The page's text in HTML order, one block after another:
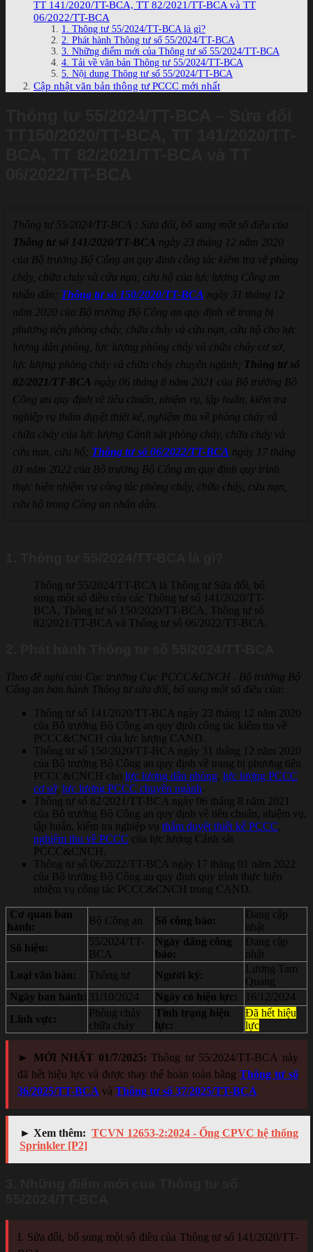
TT 141/2020/TT-BCA, TT 82/2021/TT-BCA và TT
06/2022/TT-BCA
1. Thông tư 55/2024/TT-BCA là gì?
2. Phát hành Thông tư số 55/2024/TT-BCA
3. Những điểm mới của Thông tư số 55/2024/TT-BCA
4. Tải về văn bản Thông tư 55/2024/TT-BCA
5. Nội dung Thông tư số 55/2024/TT-BCA
Cập nhật văn bản thông tư PCCC mới nhất
Thông tư 55/2024/TT-BCA : Sửa đổi, bổ sung một số điều của
Thông tư số 141/2020/TT-BCA ngày 23 tháng 12 năm 2020
của Bộ trưởng Bộ Công an quy định công tác kiểm tra về phòng
cháy, chữa cháy và cứu nạn, cứu hộ của lực lượng Công an
nhân dân; Thông tư số 150/2020/TT-BCA ngày 31 tháng 12
năm 2020 của Bộ trưởng Bộ Công an quy định về trang bị
phương tiện phòng cháy, chữa cháy và cứu nạn, cứu hộ cho lực
lượng dân phòng, lực lượng phòng cháy và chữa cháy cơ sở,
lực lượng phòng cháy và chữa cháy chuyên ngành; Thông tư số
82/2021/TT-BCA ngày 06 tháng 8 năm 2021 của Bộ trưởng Bộ
Công an quy định về tiêu chuẩn, nhiệm vụ, tập huấn, kiểm tra
nghiệp vụ thẩm duyệt thiết kế, nghiệm thu về phòng cháy và
chữa cháy của lực lượng Cảnh sát phòng cháy, chữa cháy và
cứu nạn, cứu hộ; Thông tư số 06/2022/TT-BCA ngày 17 tháng
01 năm 2022 của Bộ trưởng Bộ Công an quy định quy trình
thực hiện nhiệm vụ công tác phòng cháy, chữa cháy, cứu nạn,
cứu hộ trong Công an nhân dân.
Thông tư 55/2024/TT-BCA là Thông tư Sửa đổi, bổ
sung một số điều của các Thông tư số 141/2020/TT-
BCA, Thông tư số 150/2020/TT-BCA, Thông tư số
82/2021/TT-BCA và Thông tư số 06/2022/TT-BCA.
Theo đề nghị của Cục trưởng Cục PCCC&CNCH . Bộ trưởng Bộ
Công an ban hành Thông tư sửa đổi, bổ sung một số điều của:
Thông tư số 141/2020/TT-BCA ngày 23 tháng 12 năm 2020
của Bộ trưởng Bộ Công an quy định công tác kiểm tra về
PCCC&CNCH của lực lượng CAND.
Thông tư số 150/2020/TT-BCA ngày 31 tháng 12 năm 2020
của Bộ trưởng Bộ Công an quy định về trang bị phương tiện
PCCC&CNCH cho lực lượng dân phòng, lực lượng PCCC
cơ sở, lực lượng PCCC chuyên ngành
Thông tư số 82/2021/TT-BCA ngày 06 tháng 8 năm 2021
của Bộ trưởng Bộ Công an quy định về tiêu chuẩn, nhiệm vụ,
tập huấn, kiểm tra nghiệp vụ thẩm duyệt thiết kế PCCC,
nghiệm thu về PCCC của lực lượng Cảnh sát
PCCC&CNCH.
Thông tư số 06/2022/TT-BCA ngày 17 tháng 01 năm 2022
của Bộ trưởng Bộ Công an quy định quy trình thực hiện
nhiệm vụ công tác PCCC&CNCH trong CAND.
Cơ quan ban
hành:
Bộ Công an Số công báo:
Đang cập
nhật
Số hiệu:
55/2024/TT-
BCA
Ngày đăng công
báo:
Đang cập
nhật
Loại văn bản:
Thông tư Người ký:
Lương Tam
Quang
Ngày ban hành: 31/10/2024 Ngày có hiệu lực:
16/12/2024
Lĩnh vực:
Phòng cháy
chữa cháy
Tình trạng hiệu
lực:
Đã hết hiệu
lực
► MỚI NHẤT 01/7/2025: Thông tư 55/2024/TT-BCA này
đã hết hiệu lực và được thay thế hoàn toàn bằng Thông tư số
36/2025/TT-BCA và Thông tư số 37/2025/TT-BCA
► Xem thêm: TCVN 12653-2:2024 - Ống CPVC hệ thống
Sprinkler [P2]
I. Sửa đổi, bổ sung một số điều của Thông tư số 141/2020/TT-